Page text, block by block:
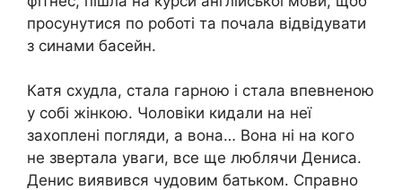
просунутися по роботі та почала відвідувати
з синами басейн.
Катя схудла, стала гарною і стала впевненою
у собі жінкою. Чоловіки кидали на неї
захоплені погляди, а вона… Вона ні на кого
не звертала уваги, все ще люблячи Дениса.
Денис виявився чудовим батьком. Справно